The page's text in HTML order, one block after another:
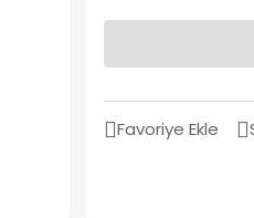
Favoriye Ekle